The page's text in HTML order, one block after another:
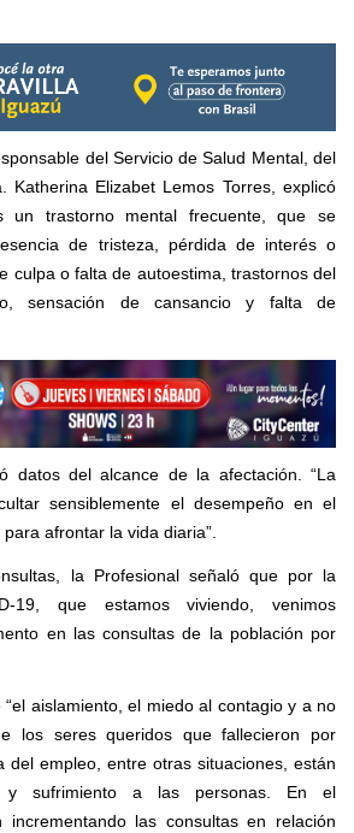
del Servicio de Salud Mental, del
Katherina Elizabet Lemos Torres, explicó
un trastorno mental frecuente, que se
de tristeza, pérdida de interés o
culpa o falta de autoestima, trastornos del
sensación de cansancio y falta de
datos del alcance de la afectación. “L a
sensiblemente el desempeño en el
afrontar la vida diaria”.
la Profesional señaló que por la
19,que estamos viviendo, venimos
en las consultas de la población por
“el aislamiento, el miedo al contagio y a no
e los seres queridos que fallecieron por
del empleo, entre otras situaciones, están
y sufrimiento a las personas. En el
incrementando las consultas en relación